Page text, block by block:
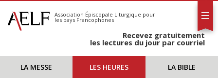
S'abonner
Calendrier
Association Épiscopale Liturgique pour
les pays Francophones
Recevez gratuitement
les lectures du jour par courriel
LA MESSE LES HEURES LA BIBLE